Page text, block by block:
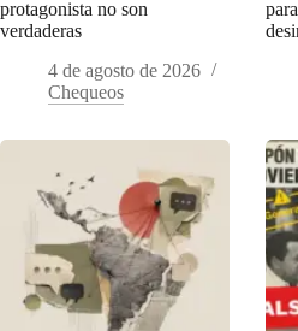
protagonista no son
verdaderas
4 de agosto de 2026
Chequeos